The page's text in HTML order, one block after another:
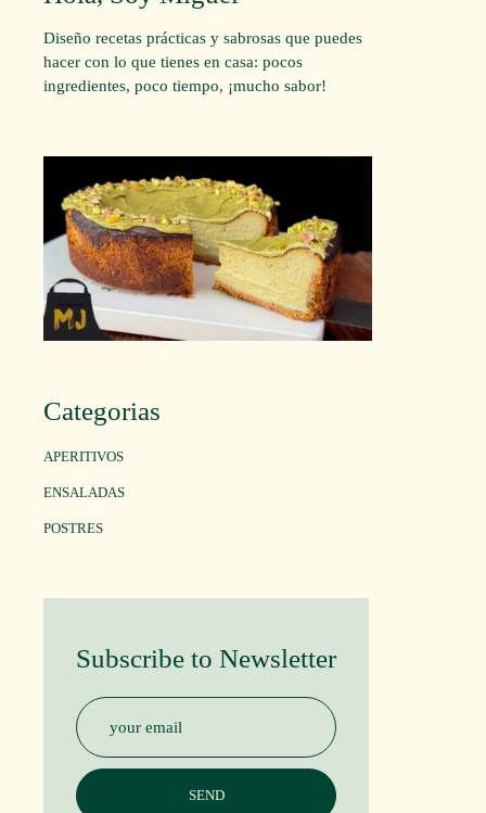
Diseño recetas prácticas y sabrosas que puedes
hacer con lo que tienes en casa: pocos
ingredientes, poco tiempo, ¡mucho sabor!
Categorias
APERITIVOS
ENSALADAS
POSTRES
Subscribe to Newsletter